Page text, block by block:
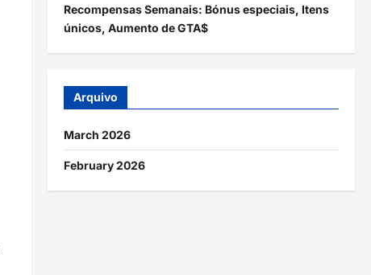
Recompensas Semanais: Bónus especiais, Itens
únicos, Aumento de GTA$
Arquivo
March 2026
February 2026